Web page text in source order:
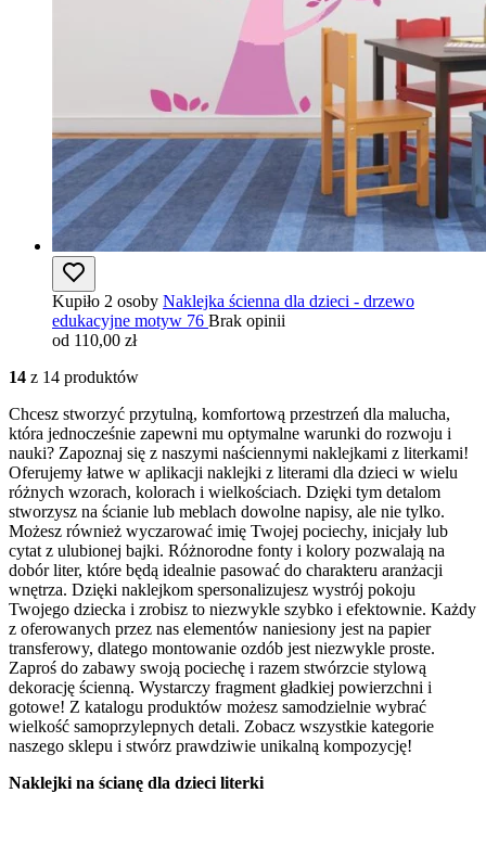
Kupiło 2 osoby Naklejka ścienna dla dzieci - drzewo
edukacyjne motyw 76 Brak opinii
od 110,00 zł
14 z 14 produktów
Chcesz stworzyć przytulną, komfortową przestrzeń dla malucha,
która jednocześnie zapewni mu optymalne warunki do rozwoju i
nauki? Zapoznaj się z naszymi naściennymi naklejkami z literkami!
Oferujemy łatwe w aplikacji naklejki z literami dla dzieci w wielu
różnych wzorach, kolorach i wielkościach. Dzięki tym detalom
stworzysz na ścianie lub meblach dowolne napisy, ale nie tylko.
Możesz również wyczarować imię Twojej pociechy, inicjały lub
cytat z ulubionej bajki. Różnorodne fonty i kolory pozwalają na
dobór liter, które będą idealnie pasować do charakteru aranżacji
wnętrza. Dzięki naklejkom spersonalizujesz wystrój pokoju
Twojego dziecka i zrobisz to niezwykle szybko i efektownie. Każdy
z oferowanych przez nas elementów naniesiony jest na papier
transferowy, dlatego montowanie ozdób jest niezwykle proste.
Zaproś do zabawy swoją pociechę i razem stwórzcie stylową
dekorację ścienną. Wystarczy fragment gładkiej powierzchni i
gotowe! Z katalogu produktów możesz samodzielnie wybrać
wielkość samoprzylepnych detali. Zobacz wszystkie kategorie
naszego sklepu i stwórz prawdziwie unikalną kompozycję!
Naklejki na ścianę dla dzieci literki